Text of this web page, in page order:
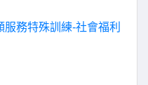
務特殊訓練-社會福利